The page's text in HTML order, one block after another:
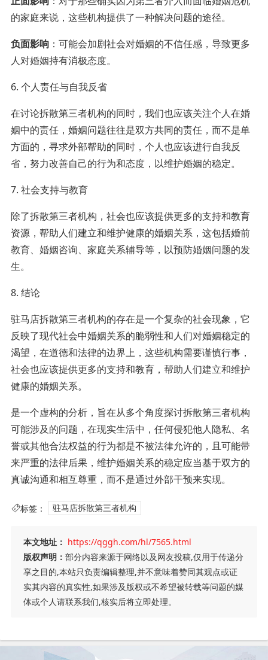
的家庭来说，这些机构提供了一种解决问题的途径。
负面影响：可能会加剧社会对婚姻的不信任感，导致更多
人对婚姻持有消极态度。
6. 个人责任与自我反省
在讨论拆散第三者机构的同时，我们也应该关注个人在婚
姻中的责任，婚姻问题往往是双方共同的责任，而不是单
方面的，寻求外部帮助的同时，个人也应该进行自我反
省，努力改善自己的行为和态度，以维护婚姻的稳定。
7. 社会支持与教育
除了拆散第三者机构，社会也应该提供更多的支持和教育
资源，帮助人们建立和维护健康的婚姻关系，这包括婚前
教育、婚姻咨询、家庭关系辅导等，以预防婚姻问题的发
生。
8. 结论
驻马店拆散第三者机构的存在是一个复杂的社会现象，它
反映了现代社会中婚姻关系的脆弱性和人们对婚姻稳定的
渴望，在道德和法律的边界上，这些机构需要谨慎行事，
社会也应该提供更多的支持和教育，帮助人们建立和维护
健康的婚姻关系。
是一个虚构的分析，旨在从多个角度探讨拆散第三者机构
可能涉及的问题，在现实生活中，任何侵犯他人隐私、名
誉或其他合法权益的行为都是不被法律允许的，且可能带
来严重的法律后果，维护婚姻关系的稳定应当基于双方的
真诚沟通和相互尊重，而不是通过外部干预来实现。
标签： 驻马店拆散第三者机构
本文地址： https://qggh.com/hl/7565.html
版权声明： 部分内容来源于网络以及网友投稿,仅用于传递分
享之目的,本站只负责编辑整理,并不意味着赞同其观点或证
实其内容的真实性,如果涉及版权或不希望被转载等问题的媒
体或个人请联系我们,核实后将立即处理。